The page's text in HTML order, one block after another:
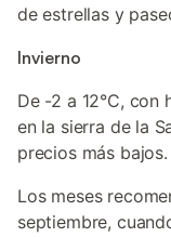
de estrellas y
Invierno
De -2 a 12°C, con
en la sierra de la
precios más bajos.
Los meses
septiembre,